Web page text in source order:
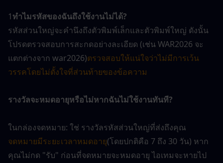
1ทำไมรหัสของฉันถึงใช้งานไม่ได้?
รหัสส่วนใหญ่จะคำนึงถึงตัวพิมพ์เล็กและตัวพิมพ์ใหญ่ ดังนั้น
โปรดตรวจสอบการสะกดอย่างละเอียด (เช่น WAR2026 จะ
แตกต่างจาก war2026)ตรวจสอบให้แน่ใจว่าไม่มีการเว้น
วรรคโดยไม่ตั้งใจที่ส่วนท้ายของข้อความ
รางวัลจะหมดอายุหรือไม่หากฉันไม่ใช้งานทันที?
ในกล่องจดหมาย: ใช่ รางวัลรหัสส่วนใหญ่ที่ส่งถึงคุณ
จดหมายมีระยะเวลาหมดอายุ(โดยปกติคือ 7 ถึง 30 วัน) หาก
คุณไม่กด "รับ" ก่อนที่จดหมายจะหมดอายุ ไอเทมจะหายไป